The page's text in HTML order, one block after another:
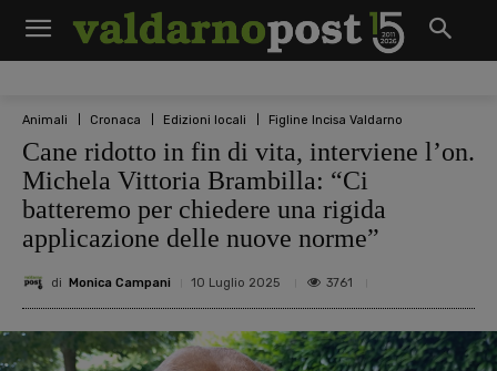
Animali Cronaca Edizioni locali Figline Incisa Valdarno
Cane ridotto in fin di vita, interviene l’on.
Michela Vittoria Brambilla: “Ci
batteremo per chiedere una rigida
applicazione delle nuove norme”
di Monica Campani 10 Luglio 2025 3761